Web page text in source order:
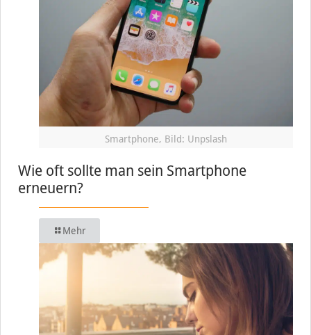
Smartphone, Bild: Unpslash
Wie oft sollte man sein Smartphone
erneuern?
Mehr